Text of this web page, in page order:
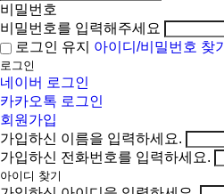
비밀번호
비밀번호를 입력해주세요
로그인 유지
아이디/비밀번호 찾기
로그인
네이버 로그인
카카오톡 로그인
회원가입
가입하신 이름을 입력하세요.
가입하신 전화번호를 입력하세요.
아이디 찾기